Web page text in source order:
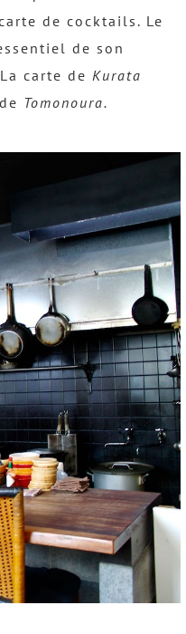
de cocktails. Le
de son
carte de Kurata
Tomonoura.